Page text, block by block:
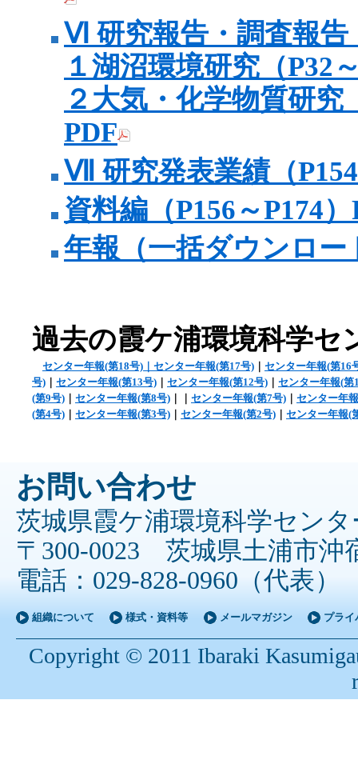
Ⅵ 研究報告・調査報告
１湖沼環境研究（P32
２大気・化学物質研究
PDF
Ⅶ 研究発表業績（
資料編（P156～P174
年報（一括ダウンロー
過去の霞ケ浦環境科学セ
センター年報(第18号)｜センター年報(第17号)｜ センター年報(第16
号)
センター年報(第13号) センター年報(第12号)
センター年報(第
(第9号)
センター年報(第8号) センター年報(第7号)
センター年
(第4号)
センター年報(第3号) センター年報(第2号) センター年報(
お問い合わせ
茨城県霞ケ浦環境科学センタ
〒300-0023 茨城県土浦市沖
電話：029-828-0960（代表
組織について 様式・資料等 メールマガジン プライ
Copyright © 2011 Ibaraki